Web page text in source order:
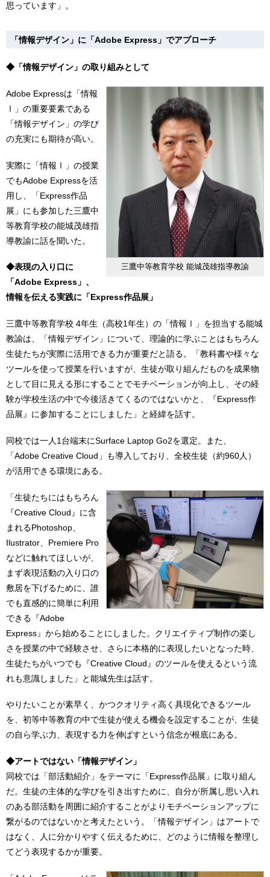
思っています」。
「情報デザイン」に「Adobe Express」でアプローチ
◆「情報デザイン」の取り組みとして
三鷹中等教育学校 能城茂雄指導教諭
Adobe Expressは「情報
Ⅰ」の重要要素である
「情報デザイン」の学び
の充実にも期待が高い。
実際に「情報Ⅰ」の授業
でもAdobe Expressを活
用し、「Express作品
展」にも参加した三鷹中
等教育学校の能城茂雄指
導教諭に話を聞いた。
◆表現の入り口に
「Adobe Express」、
情報を伝える実践に「Express作品展」
三鷹中等教育学校 4年生（高校1年生）の「情報Ⅰ」を担当する能城
教諭は、「情報デザイン」について、理論的に学ぶことはもちろん
生徒たちが実際に活用できる力が重要だと語る。「教科書や様々な
ツールを使って授業を行いますが、生徒が取り組んだものを成果物
として目に見える形にすることでモチベーションが向上し、その経
験が学校生活の中で今後活きてくるのではないかと、『Express作
品展』に参加することにしました」と経緯を話す。
同校では一人1台端末にSurface Laptop Go2を選定。また、
「Adobe Creative Cloud」も導入しており、全校生徒（約960人）
が活用できる環境にある。
「生徒たちにはもちろん
『Creative Cloud』に含
まれるPhotoshop、
Ilustrator、Premiere Pro
などに触れてほしいが、
まず表現活動の入り口の
敷居を下げるために、誰
でも直感的に簡単に利用
できる『Adobe
Express』から始めることにしました。クリエイティブ制作の楽し
さを授業の中で経験させ、さらに本格的に表現したいとなった時、
生徒たちがいつでも『Creative Cloud』のツールを使えるという流
れも意識しました」と能城先生は話す。
やりたいことが素早く、かつクオリティ高く具現化できるツール
を、初等中等教育の中で生徒が使える機会を設定することが、生徒
の自ら学ぶ力、表現する力を伸ばすという信念が根底にある。
◆アートではない「情報デザイン」
同校では「部活動紹介」をテーマに「Express作品展」に取り組ん
だ。生徒の主体的な学びを引き出すために、自分が所属し思い入れ
のある部活動を周囲に紹介することがよりモチベーションアップに
繋がるのではないかと考えたという。「情報デザイン」はアートで
はなく、人に分かりやすく伝えるために、どのように情報を整理し
てどう表現するかが重要。